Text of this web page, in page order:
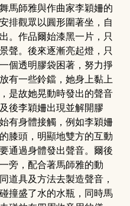
馬師雅與作曲家李穎姍的
排觀眾以圓形圍著坐，自
。作品爾始漆黑一片，只
聲。後來逐漸亮起燈，只
個透明膠袋困著，努力掙
有一些鈴鐺，她身上黏上
是故她晃動時發出的聲音
後李穎姍出現並解開膠
有身體接觸，例如李穎姍
膝頭，明顯地雙方的互動
通過身體發出聲音。爾後
旁，配合著馬師雅的動
道具及方法去製造聲音，
撞盛了水的水瓶，同時馬